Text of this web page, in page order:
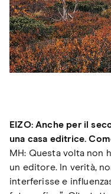
EIZO: Anche per il
una casa editrice.
MH: Questa volta non
un editore. In verità,
interferisse e